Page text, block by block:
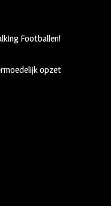
Footballen!
opzet